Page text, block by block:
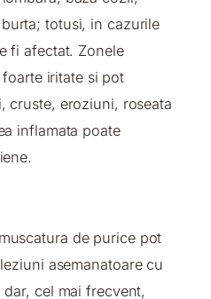
totusi, in cazurile
fi afectat. Zonele
iritate si pot
cruste, eroziuni, roseata
inflamata poate
de purice pot
asemanatoare cu
cel mai frecvent,